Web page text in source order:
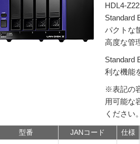
HDL4-
Standard
パクトな
高度な管
Standard
利な機能
※表記の
用可能な
ください。
型番 JANコード 仕様